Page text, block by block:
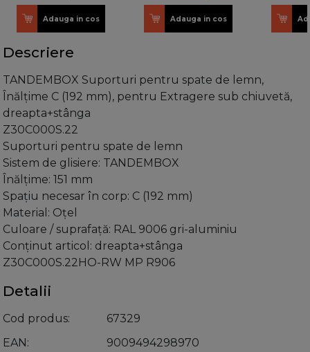
Adauga in cos Adauga in cos
Descriere
TANDEMBOX Suporturi pentru spate de lemn,
Înălţime C (192 mm), pentru Extragere sub chiuvetă,
dreapta+stânga
Z30C000S.22
Suporturi pentru spate de lemn
Sistem de glisiere: TANDEMBOX
Înălţime: 151 mm
Spaţiu necesar în corp: C (192 mm)
Material: Oţel
Culoare / suprafaţă: RAL 9006 gri-aluminiu
Conţinut articol: dreapta+stânga
Z30C000S.22HO-RW MP R906
Detalii
Cod produs
67329
EAN
9009494298970